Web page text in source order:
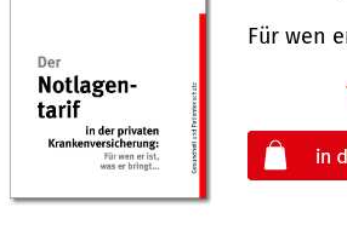
Für wen